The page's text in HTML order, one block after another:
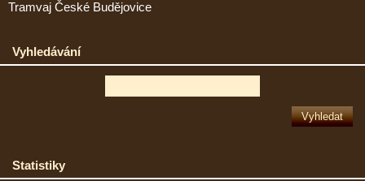
Tramvaj České Budějovice
Vyhledávání
Statistiky